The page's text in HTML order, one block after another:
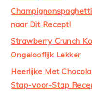
naar Dit Recept!
Strawberry Crunch
Ongelooflijk Lekker
Heerlijke Met
Stap-voor-Stap